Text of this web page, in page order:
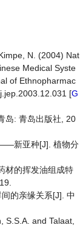
N. (2004) Nat
Medical Syste
of Ethnopharmac
[G
岛: 青岛出版社, 20
新亚种[J]. 植物分
材的挥发油组成特
的亲缘关系[J]. 中
S.S.A. and Talaat,